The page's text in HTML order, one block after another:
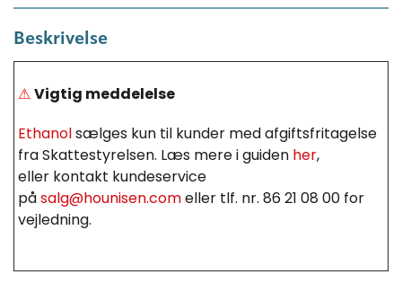
Beskrivelse
⚠Vigtig meddelelse
Ethanolsælges kun til kunder med afgiftsfritagelse
fra Skattestyrelsen. Læs mere i guiden her,
eller kontakt kundeservice
påsalg@hounisen.comeller tlf. nr. 86 21 08 00 for
vejledning.